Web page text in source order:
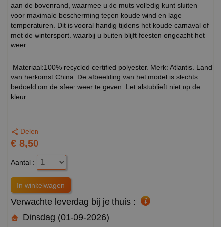
aan de bovenrand, waarmee u de muts volledig kunt sluiten
voor maximale bescherming tegen koude wind en lage
temperaturen. Dit is vooral handig tijdens het koude carnaval of
met de wintersport, waarbij u buiten blijft feesten ongeacht het
weer.
Materiaal:100% recycled certified polyester. Merk: Atlantis. Land
van herkomst:China. De afbeelding van het model is slechts
bedoeld om de sfeer weer te geven. Let alstublieft niet op de
kleur.
Delen
€ 8,50
Aantal :
Verwachte leverdag bij je thuis :
Dinsdag (01-09-2026)